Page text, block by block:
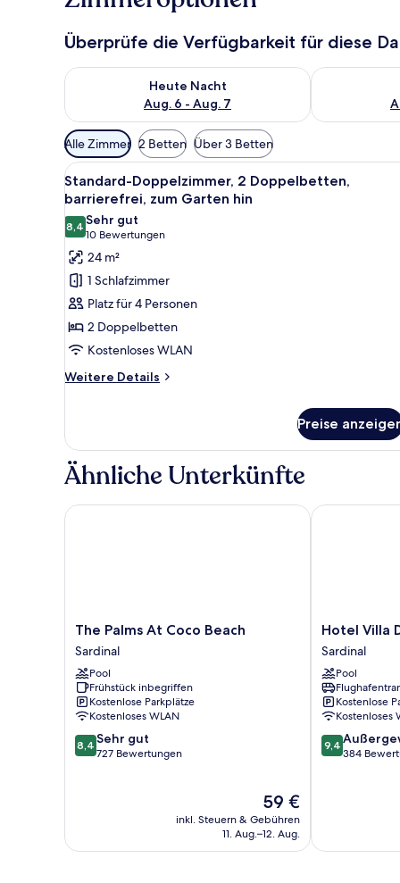
Überprüfe die Verfügbarkeit für diese
Heute Nacht
Aug. 6 - Aug. 7
Überprüfe die Verfügbarkeit für heute Nacht, Aug.
Überprüfe
Verfügbare
Filter
für
Zimmer
Alle Zimmer 2 Betten Über 3 Betten
Alle
Fotos
für
Standard-
Doppelzimmer,
2 Doppelbetten,
barrierefrei,
zum
Garten
hin
anzeigen
4
Standard-Doppelzimmer, 2 Doppelbetten,
barrierefrei, zum Garten hin
8,48,4 von 10
Sehr gut
10 Bewertungen
(10
Bewertungen)
24 m²
1 Schlafzimmer
Platz für 4 Personen
2 Doppelbetten
Kostenloses WLAN
Weitere Details
Weitere
Doppelzimmer,
2 Doppelbetten,
barrierefrei,
zum
Garten
hin
Preise
Ähnliche Unterkünfte
The
Palms
At
Coco
Beach
Sardinal
The Palms At Coco Beach
Sardinal
Pool
Frühstück inbegriffen
Kostenlose Parkplätze
Kostenloses WLAN
8.4
von
8,4 Sehr gut
727 Bewertungen
Der
Preis
beträgt
59 €
inkl. Steuern & Gebühren
11. Aug.–12. Aug.
The Palms At Coco Beach
Hotel
Villa
Del
Sol
Sardinal
Hotel Villa
Sardinal
Pool
Kostenlose
Kostenloses
9.4
von
9,4
384
Hotel Villa